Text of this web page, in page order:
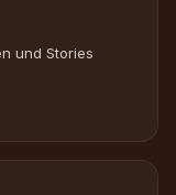
und Stories